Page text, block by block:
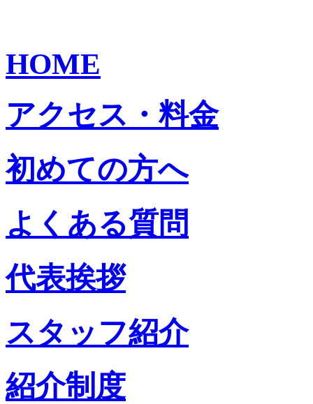
HOME
アクセス・料金
初めての方へ
よくある質問
代表挨拶
スタッフ紹介
紹介制度